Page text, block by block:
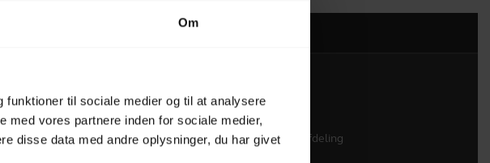
Om
til sociale medier og til at analysere
med vores partnere inden for sociale medier,
disse data med andre oplysninger, du har givet
køber du
til Erhverv
Kontakt os
Kontakt vores salgsafdeling